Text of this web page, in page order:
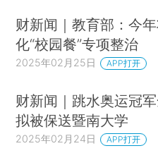
财新闻｜教育部：今
化“校园餐”专项整治
2025年02月25日 APP打开
财新闻｜跳水奥运冠
拟被保送暨南大学
2025年02月24日 APP打开